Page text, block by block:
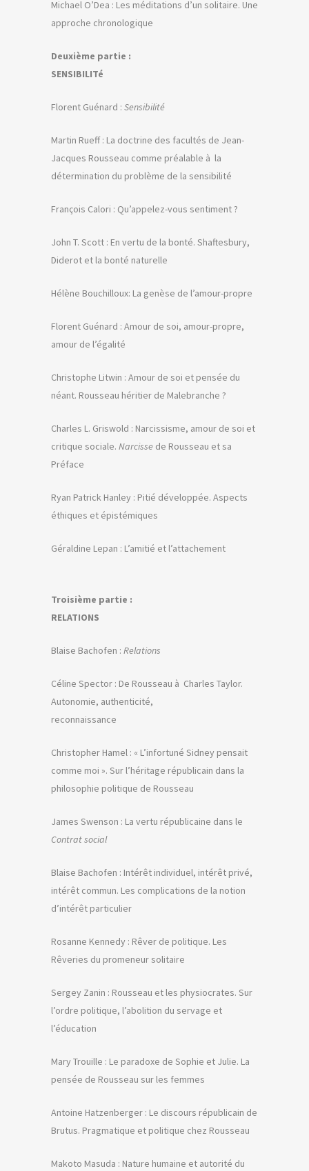
Michael O’Dea : Les méditations d’un solitaire. Une
approche chronologique
Deuxième partie :
SENSIBILITé
Florent Guénard : Sensibilité
Martin Rueff : La doctrine des facultés de Jean-
Jacques Rousseau comme préalable à la
détermination du problème de la sensibilité
François Calori : Qu’appelez-vous sentiment ?
John T. Scott : En vertu de la bonté. Shaftesbury,
Diderot et la bonté naturelle
Hélène Bouchilloux: La genèse de l’amour-propre
Florent Guénard : Amour de soi, amour-propre,
amour de l’égalité
Christophe Litwin : Amour de soi et pensée du
néant. Rousseau héritier de Malebranche ?
Charles L. Griswold : Narcissisme, amour de soi et
critique sociale. Narcisse de Rousseau et sa
Préface
Ryan Patrick Hanley : Pitié développée. Aspects
éthiques et épistémiques
Géraldine Lepan : L’amitié et l’attachement
Troisième partie :
RELATIONS
Blaise Bachofen : Relations
Céline Spector : De Rousseau à Charles Taylor.
Autonomie, authenticité,
reconnaissance
Christopher Hamel : « L’infortuné Sidney pensait
comme moi ». Sur l’héritage républicain dans la
philosophie politique de Rousseau
James Swenson : La vertu républicaine dans le
Contrat social
Blaise Bachofen : Intérêt individuel, intérêt privé,
intérêt commun. Les complications de la notion
d’intérêt particulier
Rosanne Kennedy : Rêver de politique. Les
Rêveries du promeneur solitaire
Sergey Zanin : Rousseau et les physiocrates. Sur
l’ordre politique, l’abolition du servage et
l’éducation
Mary Trouille : Le paradoxe de Sophie et Julie. La
pensée de Rousseau sur les femmes
Antoine Hatzenberger : Le discours républicain de
Brutus. Pragmatique et politique chez Rousseau
Makoto Masuda : Nature humaine et autorité du